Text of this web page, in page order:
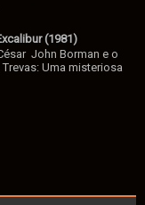
(1981)
John Borman e o
Uma misteriosa